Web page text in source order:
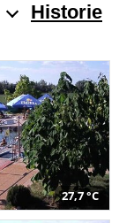
Historie
27,7 °C